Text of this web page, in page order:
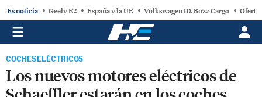
Es noticia Geely E2 España y la UE Volkswagen ID. Buzz Cargo
COCHES ELÉCTRICOS
Los nuevos motores eléctricos de